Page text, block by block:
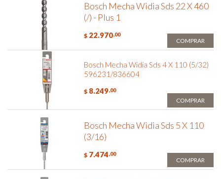
Bosch Mecha Widia Sds 22 X 460
(/) - Plus 1
$ 22.970,00
COMPRAR
Bosch Mecha Widia Sds 4 X 110 (5/32)
596231/836604
$ 8.249,00
COMPRAR
Bosch Mecha Widia Sds 5 X 110
(3/16)
$ 7.474,00
COMPRAR